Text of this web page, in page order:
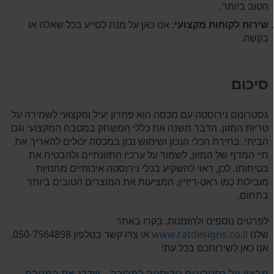
הטוב ביותר.
שירות לקוחות מקצועי: אנו כאן על מנת לסייע בכל שאלה או
בקשה.
סיכום
גסטרונום נירוסטה עם מכסה הוא פתרון יעיל ומקצועי לשמירה על
טריות המזון. הדבר משנה את כללי המשחק במטבח המקצועי וגם
הביתי. בחירת הכלי הנכון ושימוש נכון במכסה יכולים להאריך את
חיי המדף של המזון, לשמור על ערכיו התזונתיים ולהבטיח את
בטיחותו. לכן, ראוי להשקיע בכלי נירוסטה איכותיים מחנויות
מובילות כמו ראט-דיזיין, המציעות את המוצרים הטובים ביותר
בתחום.
לפרטים נוספים ולהזמנות, בקרו באתר
שלנו www.ratdesigns.co.il
או צרו קשר בטלפון 050-7564898.
אנו כאן לשירותכם בכל עת!